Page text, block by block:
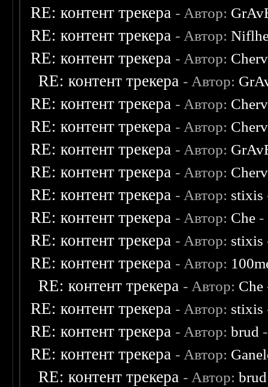
RE: контент трекера - Автор:
RE: контент трекера - Автор:
RE: контент трекера - Автор:
RE: контент трекера - Автор:
RE: контент трекера - Автор:
RE: контент трекера - Автор:
RE: контент трекера - Автор:
RE: контент трекера - Автор:
RE: контент трекера - Автор: stixis
RE: контент трекера - Автор: Che -
RE: контент трекера - Автор: stixis
RE: контент трекера - Автор:
RE: контент трекера - Автор: Che
RE: контент трекера - Автор: stixis
RE: контент трекера - Автор:brud
RE: контент трекера - Автор:
RE: контент трекера - Автор:brud